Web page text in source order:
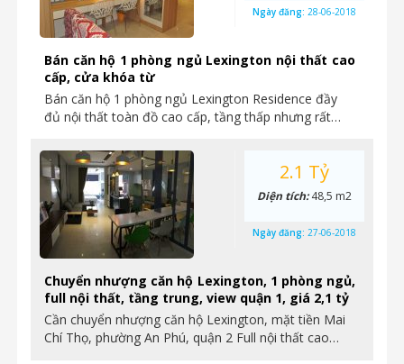
Bán căn hộ 1 phòng ngủ Lexington nội thất cao
cấp, cửa khóa từ
Bán căn hộ 1 phòng ngủ Lexington Residence đầy
đủ nội thất toàn đồ cao cấp, tầng thấp nhưng rất…
Ngày đăng: 28-06-2018
Chuyển nhượng căn hộ Lexington, 1 phòng ngủ,
full nội thất, tầng trung, view quận 1, giá 2,1 tỷ
Cần chuyển nhượng căn hộ Lexington, mặt tiền Mai
Chí Thọ, phường An Phú, quận 2 Full nội thất cao…
2.1 Tỷ
Diện tích:48,5 m2
Ngày đăng: 27-06-2018